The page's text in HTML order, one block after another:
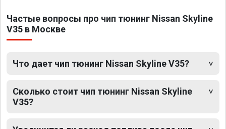
Частые вопросы про чип тюнинг Nissan Skyline
V35 в Москве
Что дает чип тюнинг Nissan Skyline V35?
Сколько стоит чип тюнинг Nissan Skyline
V35?